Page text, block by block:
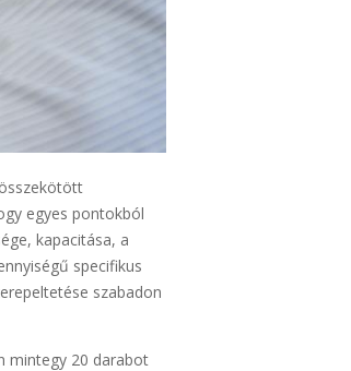
egyes pontokból
kapacitása, a
specifikus
szabadon
mintegy 20 darabot